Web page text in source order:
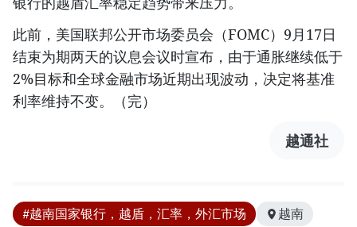
此前，美国联邦公开市场委员会（FOMC）9月17日
结束为期两天的议息会议时宣布，由于通胀继续低于
2%目标和全球金融市场近期出现波动，决定将基准
利率维持不变。（完）
越通社
#越南国家银行，越盾，汇率，外汇市场 越南